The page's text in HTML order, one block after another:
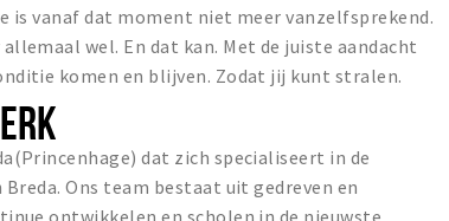
is vanaf dat moment niet meer vanzelfsprekend.
wel. En dat kan. Met de juiste aandacht
komen en blijven. Zodat jij kunt stralen.
dat zich specialiseert in de
Ons team bestaat uit gedreven en